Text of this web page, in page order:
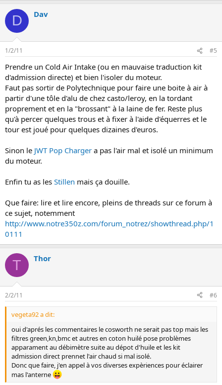
D Dav
1/2/11 #5
Prendre un Cold Air Intake (ou en mauvaise traduction kit
d'admission directe) et bien l'isoler du moteur.
Faut pas sortir de Polytechnique pour faire une boite à air à
partir d'une tôle d'alu de chez casto/leroy, en la tordant
proprement et en la "brossant" à la laine de fer. Reste plus
qu'à percer quelques trous et à fixer à l'aide d'équerres et le
tour est joué pour quelques dizaines d'euros.
Sinon le JWT Pop Charger a pas l'air mal et isolé un minimum
du moteur.
Enfin tu as les Stillen mais ça douille.
Que faire: lire et lire encore, pleins de threads sur ce forum à
ce sujet, notemment
http://www.notre350z.com/forum_notrez/showthread.php/1
0111
T Thor
2/2/11 #6
vegeta92 a dit:
oui d'aprés les commentaires le cosworth ne serait pas top mais les
filtres green,kn,bmc et autres en coton huilé pose problèmes
apparament au débimètre suite au dépot d'huile et les kit
admission direct prennet l'air chaud si mal isolé.
Donc que faire, j'en appel à vos diverses expèriences pour éclairer
mas l'anterne